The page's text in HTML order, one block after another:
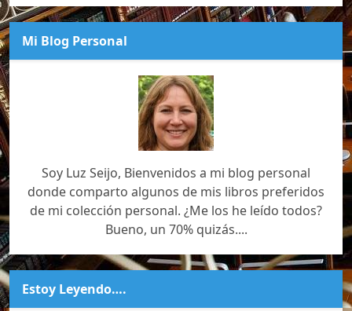
Mi Blog Personal
Soy Luz Seijo, Bienvenidos a mi blog personal
donde comparto algunos de mis libros preferidos
de mi colección personal. ¿Me los he leído todos?
Bueno, un 70% quizás....
Estoy Leyendo….